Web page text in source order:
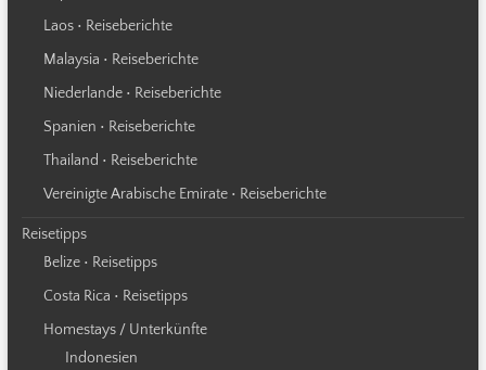
Laos • Reiseberichte
Malaysia • Reiseberichte
Niederlande • Reiseberichte
Spanien • Reiseberichte
Thailand • Reiseberichte
Vereinigte Arabische Emirate • Reiseberichte
Reisetipps
Belize • Reisetipps
Costa Rica • Reisetipps
Homestays / Unterkünfte
Indonesien